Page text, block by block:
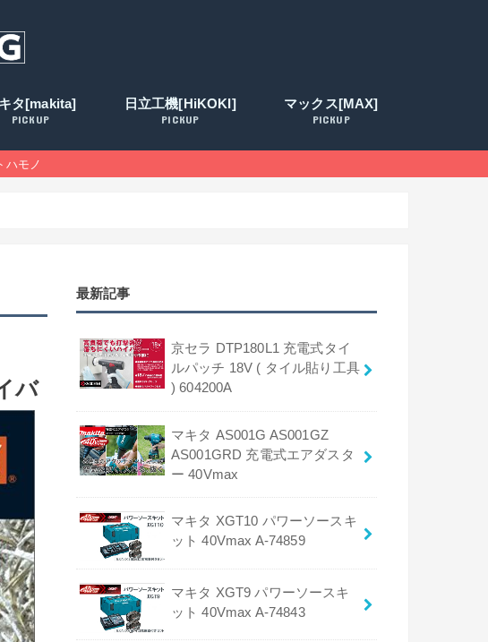
タ[makita]
PICKUP
日立工機[HiKOKI]
PICKUP
マックス[MAX]
PICKUP
ハモノ
バ
最新記事
京セラ DTP180L1 充電式タイ
ルパッチ 18V ( タイル貼り工具
) 604200A
マキタ AS001G AS001GZ
AS001GRD 充電式エアダスタ
ー 40Vmax
マキタ XGT10 パワーソースキ
ット 40Vmax A-74859
マキタ XGT9 パワーソースキ
ット 40Vmax A-74843